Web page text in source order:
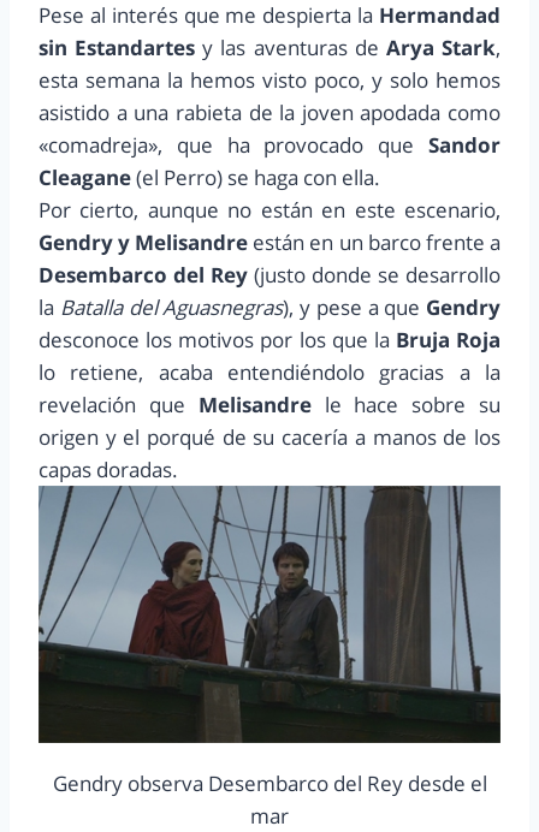
Pese al interés que me despierta la Hermandad
sin Estandartes y las aventuras de Arya Stark,
esta semana la hemos visto poco, y solo hemos
asistido a una rabieta de la joven apodada como
«comadreja», que ha provocado que Sandor
Cleagane(el Perro) se haga con ella.
Por cierto, aunque no están en este escenario,
Gendry y Melisandre están en un barco frente a
Desembarco del Rey (justo donde se desarrollo
la Batalla del Aguasnegras), y pese a que Gendry
desconoce los motivos por los que la Bruja Roja
lo retiene, acaba entendiéndolo gracias a la
revelación que Melisandre le hace sobre su
origen y el porqué de su cacería a manos de los
capas doradas.
Gendry observa Desembarco del Rey desde el
mar